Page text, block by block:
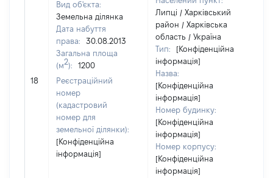
18
Вид об'єкта:
Земельна ділянка
Дата набуття
права:
30.08.2013
Загальна площа
(м2):
1200
Реєстраційний
номер
(кадастровий
номер для
земельної ділянки):
[Конфіденційна
інформація]
Липці / Харківський
район / Харківська
область / Україна
Тип:
[Конфіденційна
інформація]
Назва:
[Конфіденційна
інформація]
Номер будинку:
[Конфіденційна
інформація]
Номер корпусу:
[Конфіденційна
інформація]